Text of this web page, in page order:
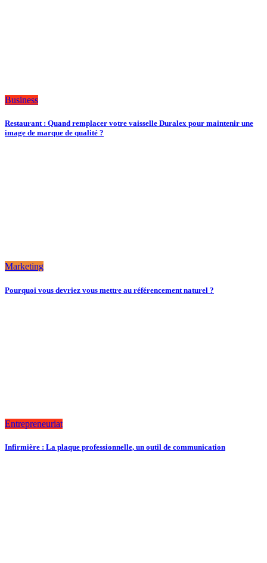
Business
Restaurant : Quand remplacer votre vaisselle Duralex pour maintenir une
image de marque de qualité ?
Marketing
Pourquoi vous devriez vous mettre au référencement naturel ?
Entrepreneuriat
Infirmière : La plaque professionnelle, un outil de communication